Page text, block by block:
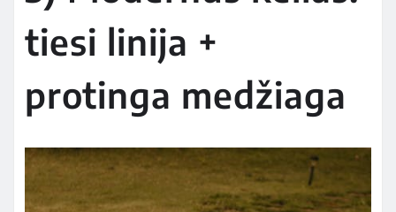
tiesi linija +
protinga medžiaga